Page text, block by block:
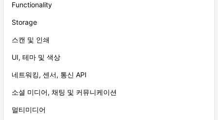
Functionality
Storage
스캔 및 인쇄
UI, 테마 및 색상
네트워킹, 센서, 통신 API
소셜 미디어, 채팅 및 커뮤니케이션
멀티미디어